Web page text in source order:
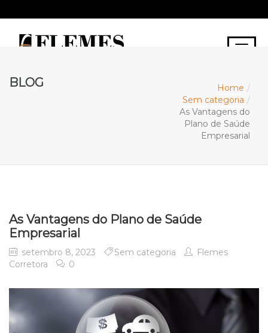
BLOG
Home
Sem categoria
As Vantagens do
Plano de Saúde
Empresarial
As Vantagens do Plano de Saúde
Empresarial
setembro 8, 2023 Sem categoria
Flemes
Corretora
0